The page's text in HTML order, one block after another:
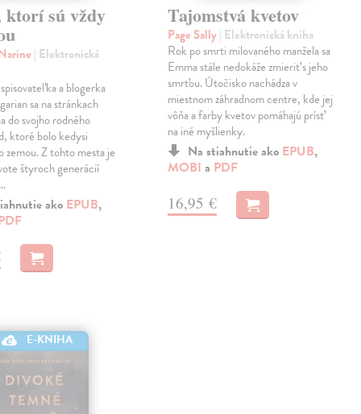
sú vždy
| Elektronická
a blogerka
sa na stránkach
do svojho rodného
ktoré bolo kedysi
zemou. Z tohto mesta je
štyroch generácií
ako EPUB,
Tajomstvá kvetov
Page Sally| Elektronická kniha
Rok po smrti milovaného manžela sa
Emma stále nedokáže zmieriť s jeho
smrťou. Útočisko nachádza v
miestnom záhradnom centre, kde jej
vôňa a farby kvetov pomáhajú prísť
na iné myšlienky.
Na stiahnutie ako EPUB,
MOBI a PDF
16,95 €
E-KNIHA